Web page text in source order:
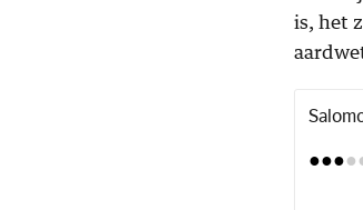
is, het
●●●